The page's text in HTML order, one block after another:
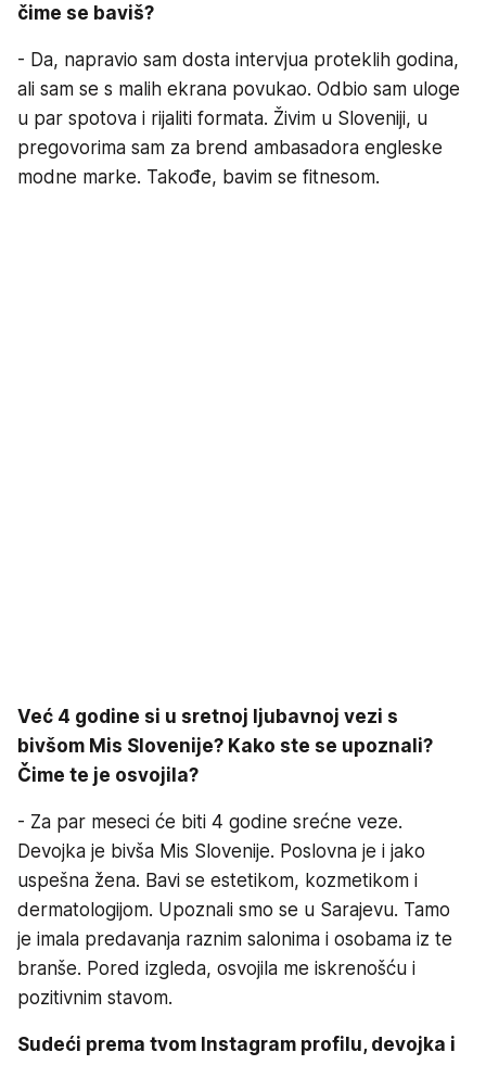
čime se baviš?
- Da, napravio sam dosta intervjua proteklih godina,
ali sam se s malih ekrana povukao. Odbio sam uloge
u par spotova i rijaliti formata. Živim u Sloveniji, u
pregovorima sam za brend ambasadora engleske
modne marke. Takođe, bavim se fitnesom.
Već 4 godine si u sretnoj ljubavnoj vezi s
bivšom Mis Slovenije? Kako ste se upoznali?
Čime te je osvojila?
- Za par meseci će biti 4 godine srećne veze.
Devojka je bivša Mis Slovenije. Poslovna je i jako
uspešna žena. Bavi se estetikom, kozmetikom i
dermatologijom. Upoznali smo se u Sarajevu. Tamo
je imala predavanja raznim salonima i osobama iz te
branše. Pored izgleda, osvojila me iskrenošću i
pozitivnim stavom.
Sudeći prema tvom Instagram profilu, devojka i